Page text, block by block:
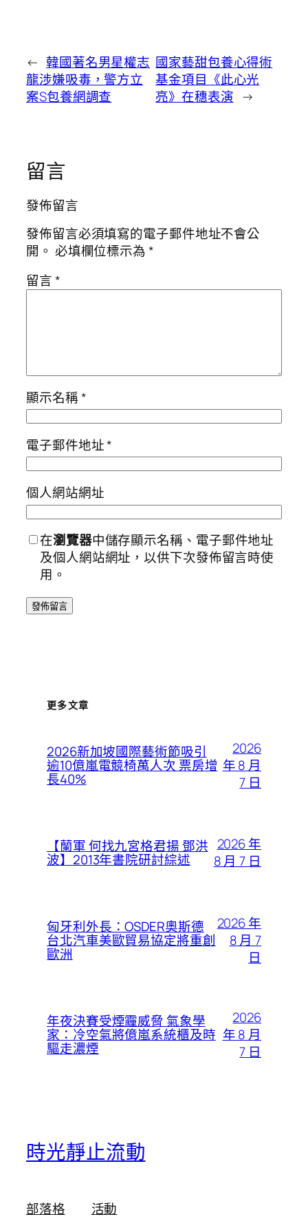
← 韓國著名男星權志
龍涉嫌吸毒，警方立
案S包養網調查
國家藝甜包養心得術
基金項目《此心光
亮》在穗表演 →
留言
發佈留言
發佈留言必須填寫的電子郵件地址不會公
開。 必填欄位標示為*
留言*
顯示名稱*
電子郵件地址*
個人網站網址
在瀏覽器中儲存顯示名稱、電子郵件地址
及個人網站網址，以供下次發佈留言時使
用。
更多文章
2026新加坡國際藝術節吸引
逾10億嵐電競椅萬人次 票房增
長40%
2026
年 8 月
7 日
【蘭軍 何找九宮格君揚 鄧洪
波】2013年書院研討綜述
2026 年
8 月 7 日
匈牙利外長：OSDER奧斯德
台北汽車美歐貿易協定將重創
歐洲
2026 年
8 月 7
日
年夜決賽受煙霾威脅 氣象學
家：冷空氣將億嵐系統櫃及時
驅走濃煙
2026
年 8 月
7 日
時光靜止流動
部落格
活動